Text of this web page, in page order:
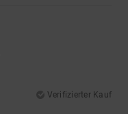
Verifizierter Kauf